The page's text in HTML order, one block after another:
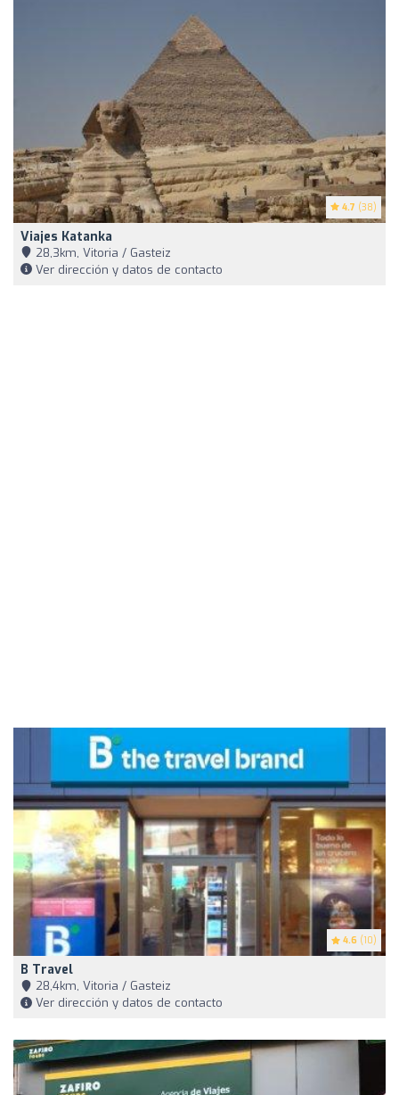
4.7 (38)
Viajes Katanka
28,3km, Vitoria / Gasteiz
Ver dirección y datos de contacto
4.6 (10)
B Travel
28,4km, Vitoria / Gasteiz
Ver dirección y datos de contacto